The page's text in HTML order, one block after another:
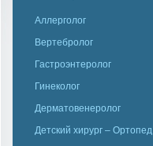
Аллерголог
Вертебролог
Гастроэнтеролог
Гинеколог
Дерматовенеролог
Детский хирург – Ортопед